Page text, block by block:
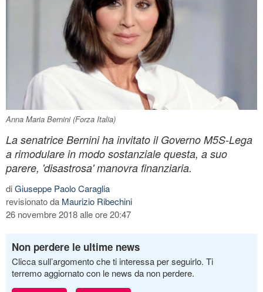
Anna Maria Bernini (Forza Italia)
La senatrice Bernini ha invitato il Governo M5S-Lega
a rimodulare in modo sostanziale questa, a suo
parere, 'disastrosa' manovra finanziaria.
diGiuseppe Paolo Caraglia
revisionato da Maurizio Ribechini
26 novembre 2018 alle ore 20:47
Non perdere le ultime news
Clicca sull’argomento che ti interessa per seguirlo. Ti
terremo aggiornato con le news da non perdere.